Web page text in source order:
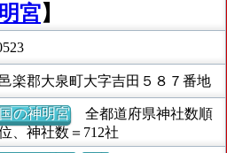
宮】
楽郡大泉町大字吉田５８７番地
の神明宮全都道府県神社数順
、神社数＝712社